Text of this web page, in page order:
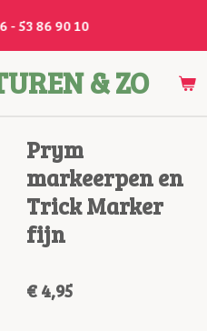
& ZO
- 53 86 90 10
Prym
markeerpen en
Trick Marker
fijn
€ 4,95